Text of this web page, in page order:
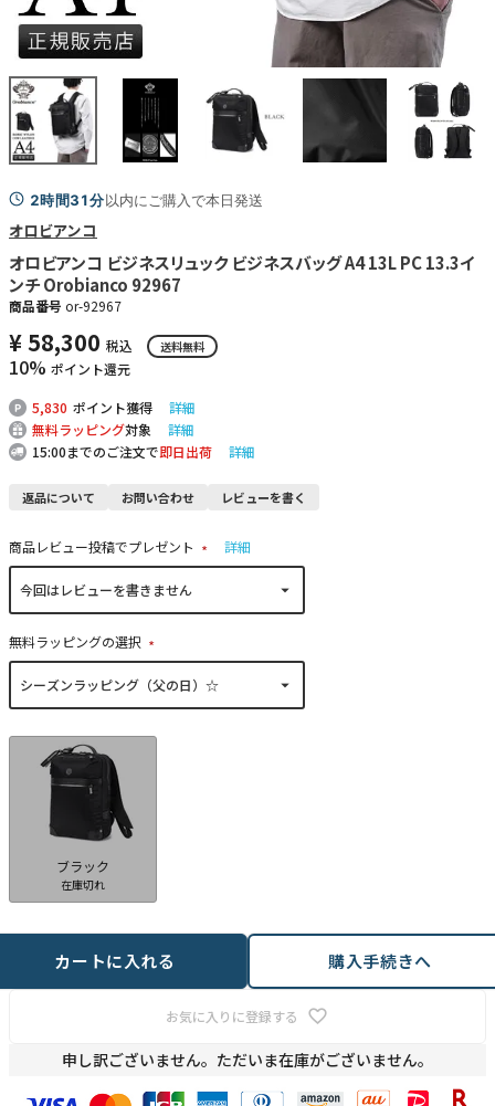
2時間31分以内にご購入で本日発送
オロビアンコ
オロビアンコ ビジネスリュック ビジネスバッグ A4 13L PC 13.3イ
ンチ Orobianco 92967
商品番号 or-92967
¥58,300 税込 送料無料
10% ポイント還元
5,830 ポイント獲得
詳細
無料ラッピング対象
詳細
15:00までのご注文で即日出荷 詳細
返品について お問い合わせ レビューを書く
商品レビュー投稿でプレゼント
(
詳細
無料ラッピングの選択
(
必
ブラック
在庫切れ
お気に入りに登録する
カートに入れる 購入手続きへ
申し訳ございません。ただいま在庫がございません。